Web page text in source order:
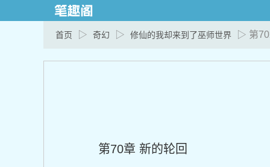
首页 ▷ 奇幻 ▷ 修仙的我却来到了巫师世界 ▷ 第70
第70章 新的轮回